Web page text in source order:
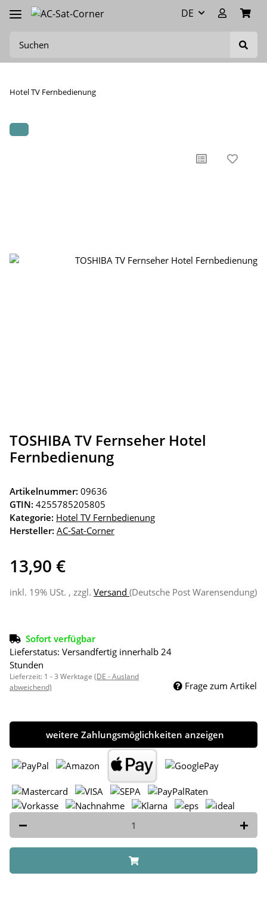
DE
Hotel TV Fernbedienung
TOSHIBA TV Fernseher Hotel
Fernbedienung
Artikelnummer: 09636
GTIN: 4255785205805
Kategorie: Hotel TV Fernbedienung
Hersteller: AC-Sat-Corner
13,90 €
inkl. 19% USt. , zzgl. Versand (Deutsche Post Warensendung)
Sofort verfügbar
Lieferstatus: Versandfertig innerhalb 24
Stunden
Lieferzeit: 1 - 3 Werktage (DE - Ausland
abweichend)
Frage zum Artikel
weitere Zahlungsmöglichkeiten anzeigen